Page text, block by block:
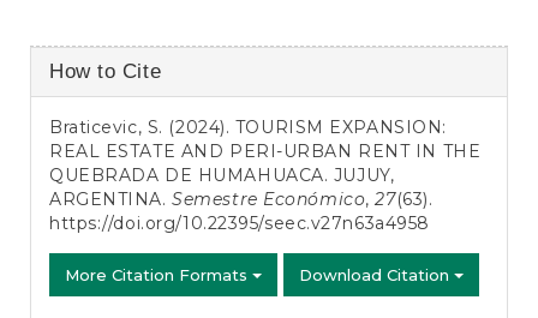
Article
Details
How to Cite
Braticevic, S. (2024). TOURISM EXPANSION:
REAL ESTATE AND PERI-URBAN RENT IN THE
QUEBRADA DE HUMAHUACA. JUJUY,
ARGENTINA.Semestre Económico,27(63).
https://doi.org/10.22395/seec.v27n63a4958
More Citation Formats Download Citation